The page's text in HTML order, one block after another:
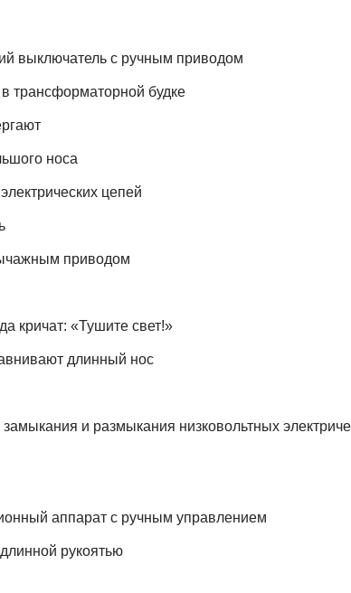
выключатель с ручным приводом
трансформаторной будке
носа
цепей
приводом
кричат: «Тушите свет!»
длинный нос
и размыкания низковольтных
аппарат с ручным управлением
рукоятью